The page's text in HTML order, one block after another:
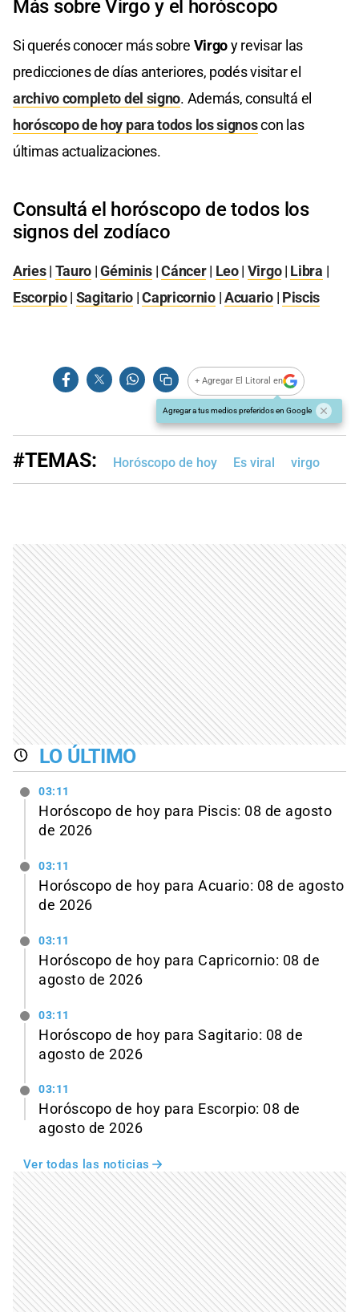
Más sobre Virgo y el horóscopo
Si querés conocer más sobre Virgoy revisar las
predicciones de días anteriores, podés visitar el
archivo completo del signo. Además, consultá el
horóscopo de hoy para todos los signoscon las
últimas actualizaciones.
Consultá el horóscopo de todos los
signos del zodíaco
Aries| Tauro |Géminis |Cáncer| Leo| Virgo| Libra |
Escorpio| Sagitario |Capricornio|Acuario| Piscis
+ Agregar El Litoral en
Agregar a tus medios preferidos en Google
#TEMAS: Horóscopo de hoy Es viral virgo
LO ÚLTIMO
03:11
Horóscopo de hoy para Piscis: 08 de agosto
de 2026
03:11
Horóscopo de hoy para Acuario: 08 de agosto
de 2026
03:11
Horóscopo de hoy para Capricornio: 08 de
agosto de 2026
03:11
Horóscopo de hoy para Sagitario: 08 de
agosto de 2026
03:11
Horóscopo de hoy para Escorpio: 08 de
agosto de 2026
Ver todas las noticias